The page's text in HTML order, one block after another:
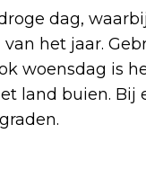
dag,
het jaar.
woensdag is
land buien.